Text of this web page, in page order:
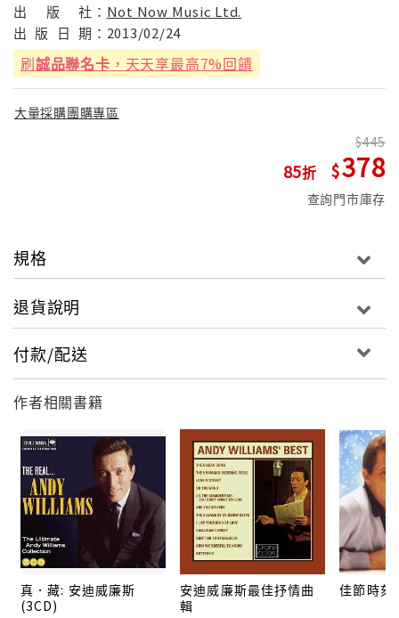
出
版 社： Not Now Music Ltd.
出 版 日 期： 2013/02/24
刷誠品聯名卡 ，天天享最高7%回饋
大量採購團購專區
85
445
378
查詢門市庫存
規格
退貨說明
付款/配送
作者相關書籍
真．藏: 安迪威廉斯
(3CD)
安迪威廉斯最佳抒情曲
輯
佳節時刻